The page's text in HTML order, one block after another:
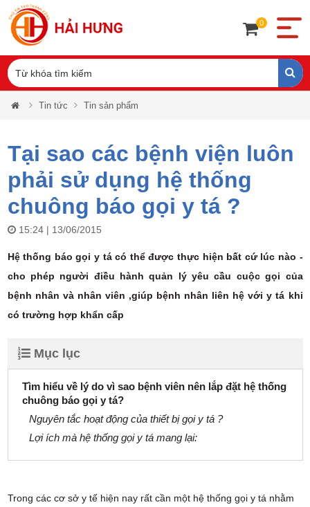
0
Tin tức Tin sản phẩm
Tại sao các bệnh viện luôn
phải sử dụng hệ thống
chuông báo gọi y tá ?
15:24 | 13/06/2015
Hệ thống báo gọi y tá có thể được thực hiện bất cứ lúc nào -
cho phép người điều hành quản lý yêu cầu cuộc gọi của
bệnh nhân và nhân viên ,giúp bệnh nhân liên hệ với y tá khi
có trường hợp khẩn cấp
Mục lục
Tìm hiểu về lý do vì sao bệnh viên nên lắp đặt hệ thống
chuông báo gọi y tá?
Nguyên tắc hoạt động của thiết bị gọi y tá ?
Lợi ích mà hệ thống gọi y tá mang lại:
Trong các cơ sở y tế hiện nay rất cần một hệ thống gọi y tá nhằm